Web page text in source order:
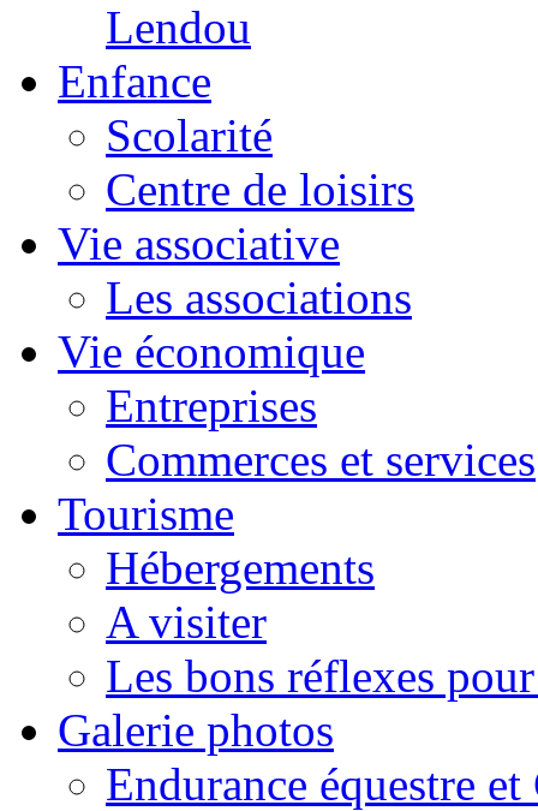
Lendou
Enfance
Scolarité
Centre de loisirs
Vie associative
Les associations
Vie économique
Entreprises
Commerces et services
Tourisme
Hébergements
A visiter
Les bons réflexes
Galerie photos
Endurance équestre